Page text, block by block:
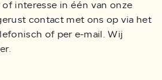
interesse in één van onze
contact met ons op via het
of per e-mail. Wij